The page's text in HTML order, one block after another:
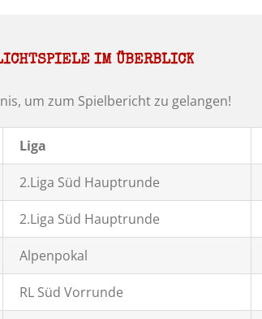
IM ÜBERBLICK
um zum Spielbericht zu gelangen!
Liga
2.Liga Süd Hauptrunde
2.Liga Süd Hauptrunde
Alpenpokal
RL Süd Vorrunde